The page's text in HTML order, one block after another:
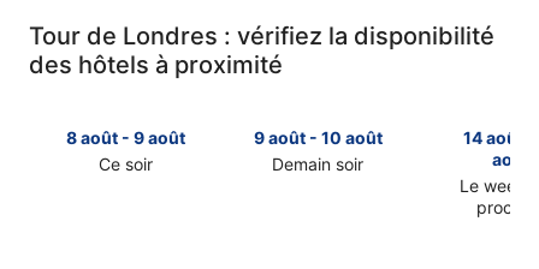
Tour de Londres : vérifiez la disponibilité
des hôtels à proximité
8 août - 9 août
Ce soir
9 août - 10 août
Demain soir
14 août -
août
Le week-